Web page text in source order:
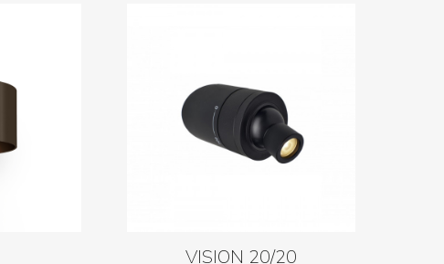
VISION 20/20